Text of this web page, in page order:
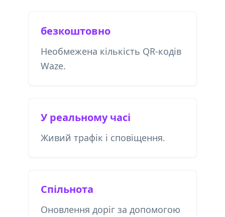
безкоштовно
Необмежена кількість QR-кодів
Waze.
У реальному часі
Живий трафік і сповіщення.
Спільнота
Оновлення доріг за допомогою